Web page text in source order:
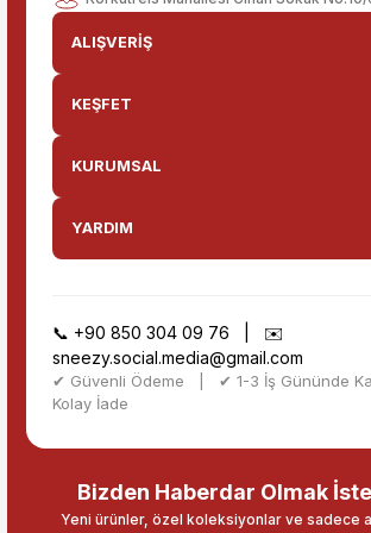
ALIŞVERİŞ
KEŞFET
KURUMSAL
YARDIM
📞 +90 850 304 09 76 | ✉️
sneezy.social.media@gmail.com
✔ Güvenli Ödeme | ✔ 1-3 İş Gününde
Kolay İade
Bizden Haberdar Olmak
Yeni ürünler, özel koleksiyonlar ve sadece